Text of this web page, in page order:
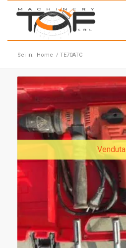
Sei in: Home / TE70ATC
Venduta